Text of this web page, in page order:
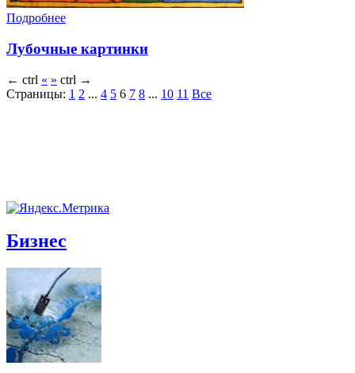
Подробнее
Лубочные картинки
← ctrl « » ctrl →
Страницы: 1 2 ... 4 5 6 7 8 ... 10 11 Все
Бизнес